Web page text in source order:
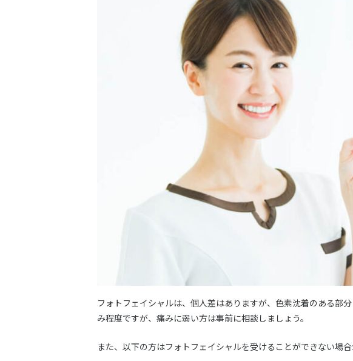
フォトフェイシャルは、個人差はありますが、色素沈着のある部
み程度ですが、痛みに弱い方は事前に相談しましょう。
また、以下の方はフォトフェイシャルを受けることができない場